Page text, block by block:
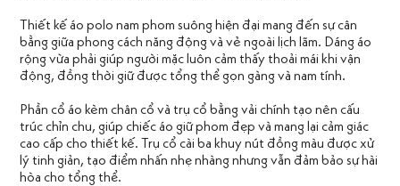
Thiết kế áo polo nam phom suông hiện đại mang đến sự cân
bằng giữa phong cách năng động và vẻ ngoài lịch lãm. Dáng áo
rộng vừa phải giúp người mặc luôn cảm thấy thoải mái khi vận
động, đồng thời giữ được tổng thể gọn gàng và nam tính.
Phần cổ áo kèm chân cổ và trụ cổ bằng vải chính tạo nên cấu
trúc chỉn chu, giúp chiếc áo giữ phom đẹp và mang lại cảm giác
cao cấp cho thiết kế. Trụ cổ cài ba khuy nút đồng màu được xử
lý tinh giản, tạo điểm nhấn nhẹ nhàng nhưng vẫn đảm bảo sự hài
hòa cho tổng thể.